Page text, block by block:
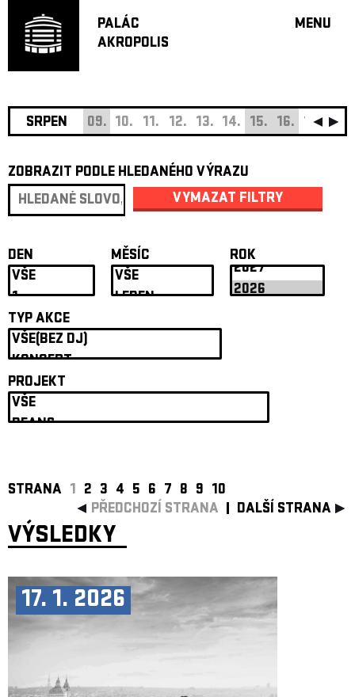
PALÁC
AKROPOLIS
MENU
JAZZ
DIVADLO
OFF
O
PROJEKTY
SRPEN 09. 10. 11. 12. 13. 14. 15. 16. 17. 18.
ZOBRAZIT PODLE HLEDANÉHO VÝRAZU
VYMAZAT FILTRY
DEN MĚSÍC ROK
TYP AKCE
PROJEKT
STRANA 1 2 3 4 5 6 7 8 9 10
PŘEDCHOZÍ STRANA
DALŠÍ STRANA
VÝSLEDKY
17. 1. 2026